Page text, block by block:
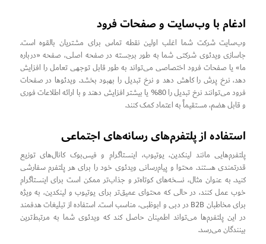
ادغام با وب‌سایت و صفحات فرود
وب‌سایت شرکت شما اغلب اولین نقطه تماس برای مشتریان بالقوه است.
جاسازی ویدئوی شرکتی شما به طور برجسته در صفحه اصلی، صفحه «درباره
ما» یا صفحات فرود اختصاصی می‌تواند به طور قابل توجهی تعامل را افزایش
دهد، نرخ پرش را کاهش دهد و نرخ تبدیل را بهبود بخشد. ویدئوها در صفحات
فرود می‌توانند نرخ تبدیل را 80% یا بیشتر افزایش دهند و با ارائه اطلاعات فوری
و قابل هضم، مستقیماً به اعتماد کمک کنند.
استفاده از پلتفرم‌های رسانه‌های اجتماعی
پلتفرم‌هایی مانند لینکدین، یوتیوب، اینستاگرام و فیس‌بوک کانال‌های توزیع
قدرتمندی هستند. محتوا و پیام‌رسانی ویدئوی خود را برای هر پلتفرم سفارشی
کنید. به عنوان مثال، نسخه‌های کوتاه‌تر و جذاب‌تر ممکن است برای اینستاگرام
خوب عمل کنند، در حالی که محتوای عمیق‌تر برای یوتیوب و لینکدین، به ویژه
برای مخاطبان B2B در دبی و ابوظبی، مناسب است. استفاده از تبلیغات هدفمند
در این پلتفرم‌ها می‌تواند اطمینان حاصل کند که ویدئوی شما به مرتبط‌ترین
بینندگان می‌رسد.